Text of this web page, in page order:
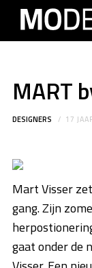
MART
DESIGNERS 17
Mart Visser
gang. Zijn
gaat onder de